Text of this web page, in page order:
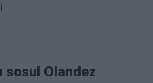
Olandez